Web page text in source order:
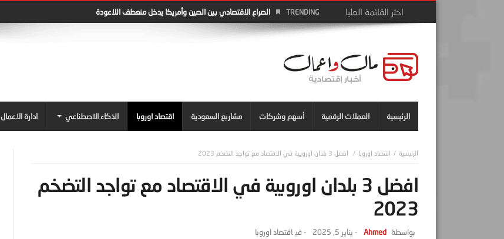
TRENDING الصراع الاقتصادي بين الصين وأمريكا يدخل منعطف اللاعودة
الرئيسية العملات الرقمية أسهم وشركات مشاريع السعودية اقتصاد اوروبا الذكاء الاصطناعي ادارة الاعمال
اقتصاد اوروبا افضل 3 بلدان اوروبية في الاقتصاد مع تواجد التضخم 2023
افضل 3 بلدان اوروبية في الاقتصاد مع تواجد التضخم
2023
Ahmed
- يناير 5, 2025 - ‎في اقتصاد اوروبا